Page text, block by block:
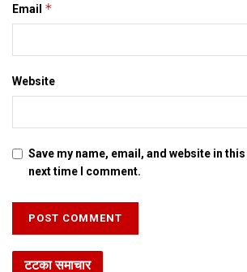
Email *
Website
Save my name, email, and website in
next time I comment.
टटका समाचार